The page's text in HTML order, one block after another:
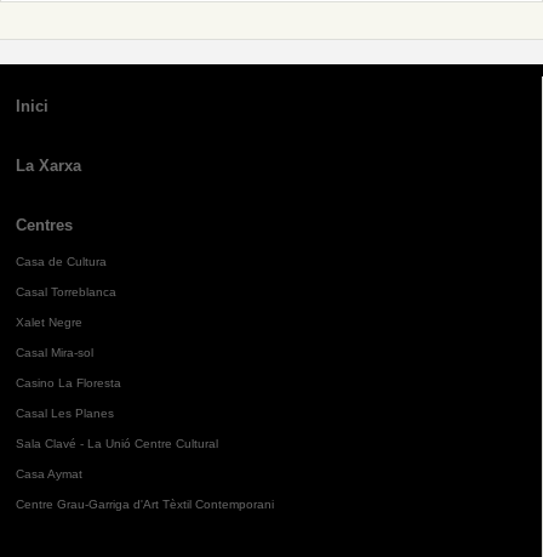
Inici
La Xarxa
Centres
Casa de Cultura
Casal Torreblanca
Xalet Negre
Casal Mira-sol
Casino La Floresta
Casal Les Planes
Sala Clavé - La Unió Centre Cultural
Casa Aymat
Centre Grau-Garriga d'Art Tèxtil Contemporani